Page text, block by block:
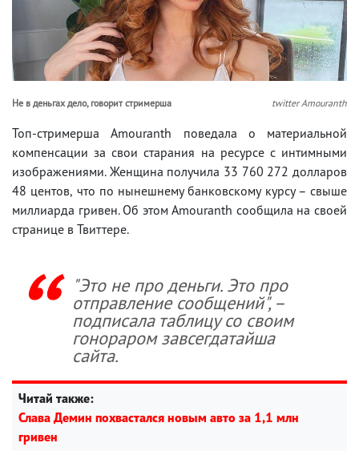
Не в деньгах дело, говорит стримерша twitter Amouranth
Топ-стримерша Amouranth поведала о материальной
компенсации за свои старания на ресурсе с интимными
изображениями. Женщина получила 33 760 272 долларов
48 центов, что по нынешнему банковскому курсу – свыше
миллиарда гривен. Об этом Amouranth сообщила на своей
странице в Твиттере.
"Это не про деньги. Это про
отправление сообщений", –
подписала таблицу со своим
гонораром завсегдатайша
сайта.
Читай также:
Слава Демин похвастался новым авто за 1,1 млн
гривен